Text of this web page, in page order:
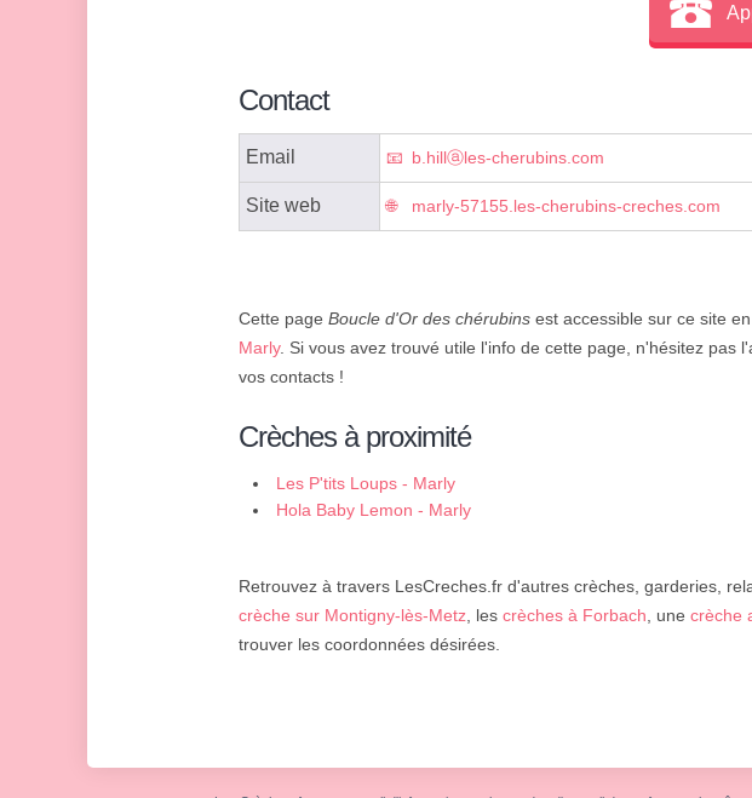
Contact
Email b.hillⓐles-cherubins.com
Site web marly-57155.les-cherubins-creches.com
Cette page Boucle d'Or des chérubins est accessible sur ce site
Marly. Si vous avez trouvé utile l'info de cette page, n'hésitez pas
vos contacts !
Crèches à proximité
Les P'tits Loups - Marly
Hola Baby Lemon - Marly
Retrouvez à travers LesCreches.fr d'autres crèches, garderies,
crèche sur Montigny-lès-Metz, les crèches à Forbach, une crèche
trouver les coordonnées désirées.